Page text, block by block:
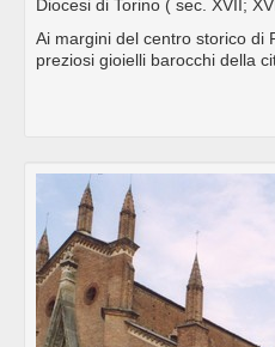
Diocesi di Torino ( sec. XVII;
Ai margini del centro storico di
preziosi gioielli barocchi della